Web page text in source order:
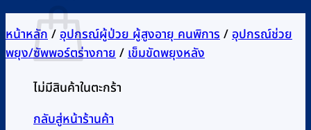
ไม่มีสินค้าในตะกร้า
กลับสู่หน้าร้านค้า
หน้าหลัก/อุปกรณ์ผู้ป่วย ผู้สูงอายุ คนพิการ/อุปกรณ์ช่วย
พยุง/ซัพพอร์ตร่างกาย/เข็มขัดพยุงหลัง